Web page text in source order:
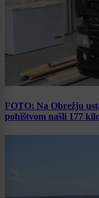
FOTO: Na Obrežju
pohištvom našli 177